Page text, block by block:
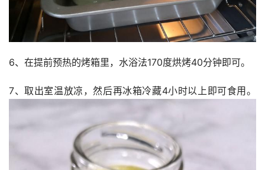
6、在提前预热的烤箱里，水浴法170度烘烤40分钟即可。
7、取出室温放凉，然后再冰箱冷藏4小时以上即可食用。